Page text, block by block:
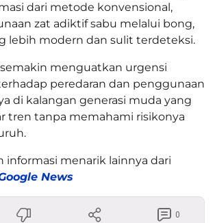
dari metode konvensional,
zat adiktif sabu melalui bong,
lebih modern dan sulit terdeteksi.
menguatkan urgensi
peredaran dan penggunaan
di kalangan generasi muda yang
tren tanpa memahami risikonya
informasi menarik lainnya dari
News
0